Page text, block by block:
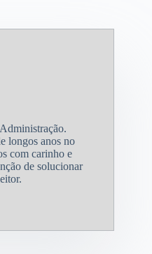
longos anos no
com carinho e
de solucionar